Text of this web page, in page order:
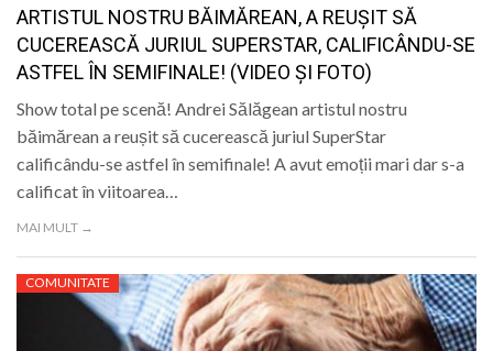
ARTISTUL NOSTRU BĂIMĂREAN, A REUȘIT SĂ
CUCEREASCĂ JURIUL SUPERSTAR, CALIFICÂNDU-SE
ASTFEL ÎN SEMIFINALE! (VIDEO ȘI FOTO)
Show total pe scenă! Andrei Sălăgean artistul nostru
băimărean a reușit să cucerească juriul SuperStar
calificându-se astfel în semifinale! A avut emoții mari dar s-a
calificat în viitoarea…
MAI MULT →
COMUNITATE